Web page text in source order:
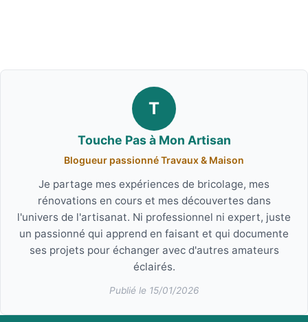
T
Touche Pas à Mon Artisan
Blogueur passionné Travaux & Maison
Je partage mes expériences de bricolage, mes
rénovations en cours et mes découvertes dans
l'univers de l'artisanat. Ni professionnel ni expert, juste
un passionné qui apprend en faisant et qui documente
ses projets pour échanger avec d'autres amateurs
éclairés.
Publié le 15/01/2026